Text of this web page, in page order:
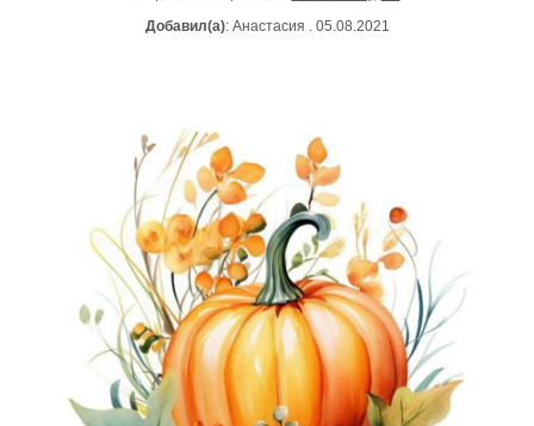
Добавил(а): Анастасия . 05.08.2021